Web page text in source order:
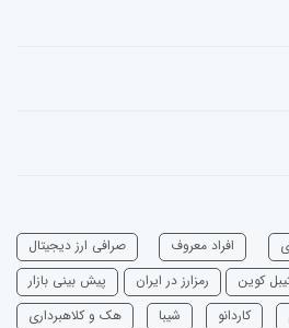
افراد معروف
صرافی ارز دیجیتال
کوین رمزارز در ایران
پیش بینی بازار
‌کاردانو شیبا هک و کلاهبرداری